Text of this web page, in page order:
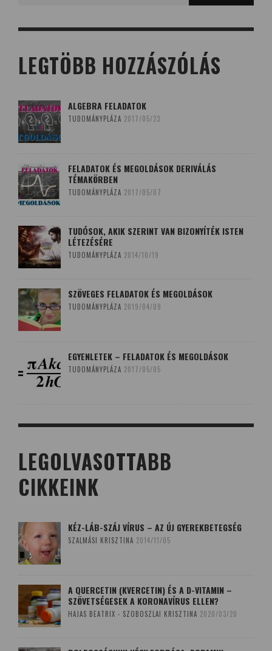
LEGTÖBB HOZZÁSZÓLÁS
ALGEBRA FELADATOK
TUDOMÁNYPLÁZA 2017/05/23
FELADATOK ÉS MEGOLDÁSOK DERIVÁLÁS
TÉMAKÖRBEN
TUDOMÁNYPLÁZA 2017/05/07
TUDÓSOK, AKIK SZERINT VAN BIZONYÍTÉK ISTEN
LÉTEZÉSÉRE
TUDOMÁNYPLÁZA 2014/10/19
SZÖVEGES FELADATOK ÉS MEGOLDÁSOK
TUDOMÁNYPLÁZA 2019/04/09
EGYENLETEK – FELADATOK ÉS MEGOLDÁSOK
TUDOMÁNYPLÁZA 2017/05/05
LEGOLVASOTTABB
CIKKEINK
KÉZ-LÁB-SZÁJ VÍRUS – AZ ÚJ GYEREKBETEGSÉG
SZALMÁSI KRISZTINA 2014/11/05
A QUERCETIN (KVERCETIN) ÉS A D-VITAMIN –
SZÖVETSÉGESEK A KORONAVÍRUS ELLEN?
HAJAS BEATRIX - SZOBOSZLAI KRISZTINA 2020/03/20